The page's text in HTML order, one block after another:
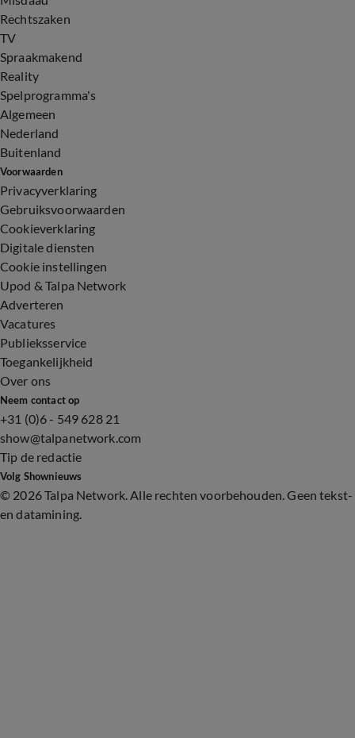
Rechtszaken
TV
Spraakmakend
Reality
Spelprogramma's
Algemeen
Nederland
Buitenland
Voorwaarden
Privacyverklaring
Gebruiksvoorwaarden
Cookieverklaring
Digitale diensten
Cookie instellingen
Upod & Talpa Network
Adverteren
Vacatures
Publieksservice
Toegankelijkheid
Over ons
Neem contact op
+31 (0)6 - 549 628 21
show@talpanetwork.com
Tip de redactie
Volg Shownieuws
© 2026 Talpa Network. Alle rechten voorbehouden. Geen tekst-
en datamining.